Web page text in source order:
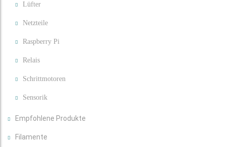
Lüfter
Netzteile
Raspberry Pi
Relais
Schrittmotoren
Sensorik
Empfohlene Produkte
Filamente